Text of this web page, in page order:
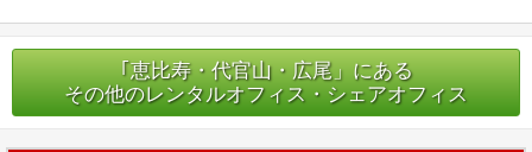
｢恵比寿・代官山・広尾」にある
その他のレンタルオフィス・シェアオフィス